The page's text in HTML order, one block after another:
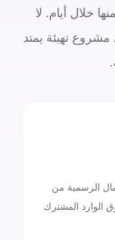
خلال أيام. لا
تهيئة يمتد
الرسمية من
الوارد المشترك